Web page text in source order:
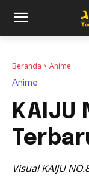
Beranda Anime
Anime
KAIJU
Visual KAIJU